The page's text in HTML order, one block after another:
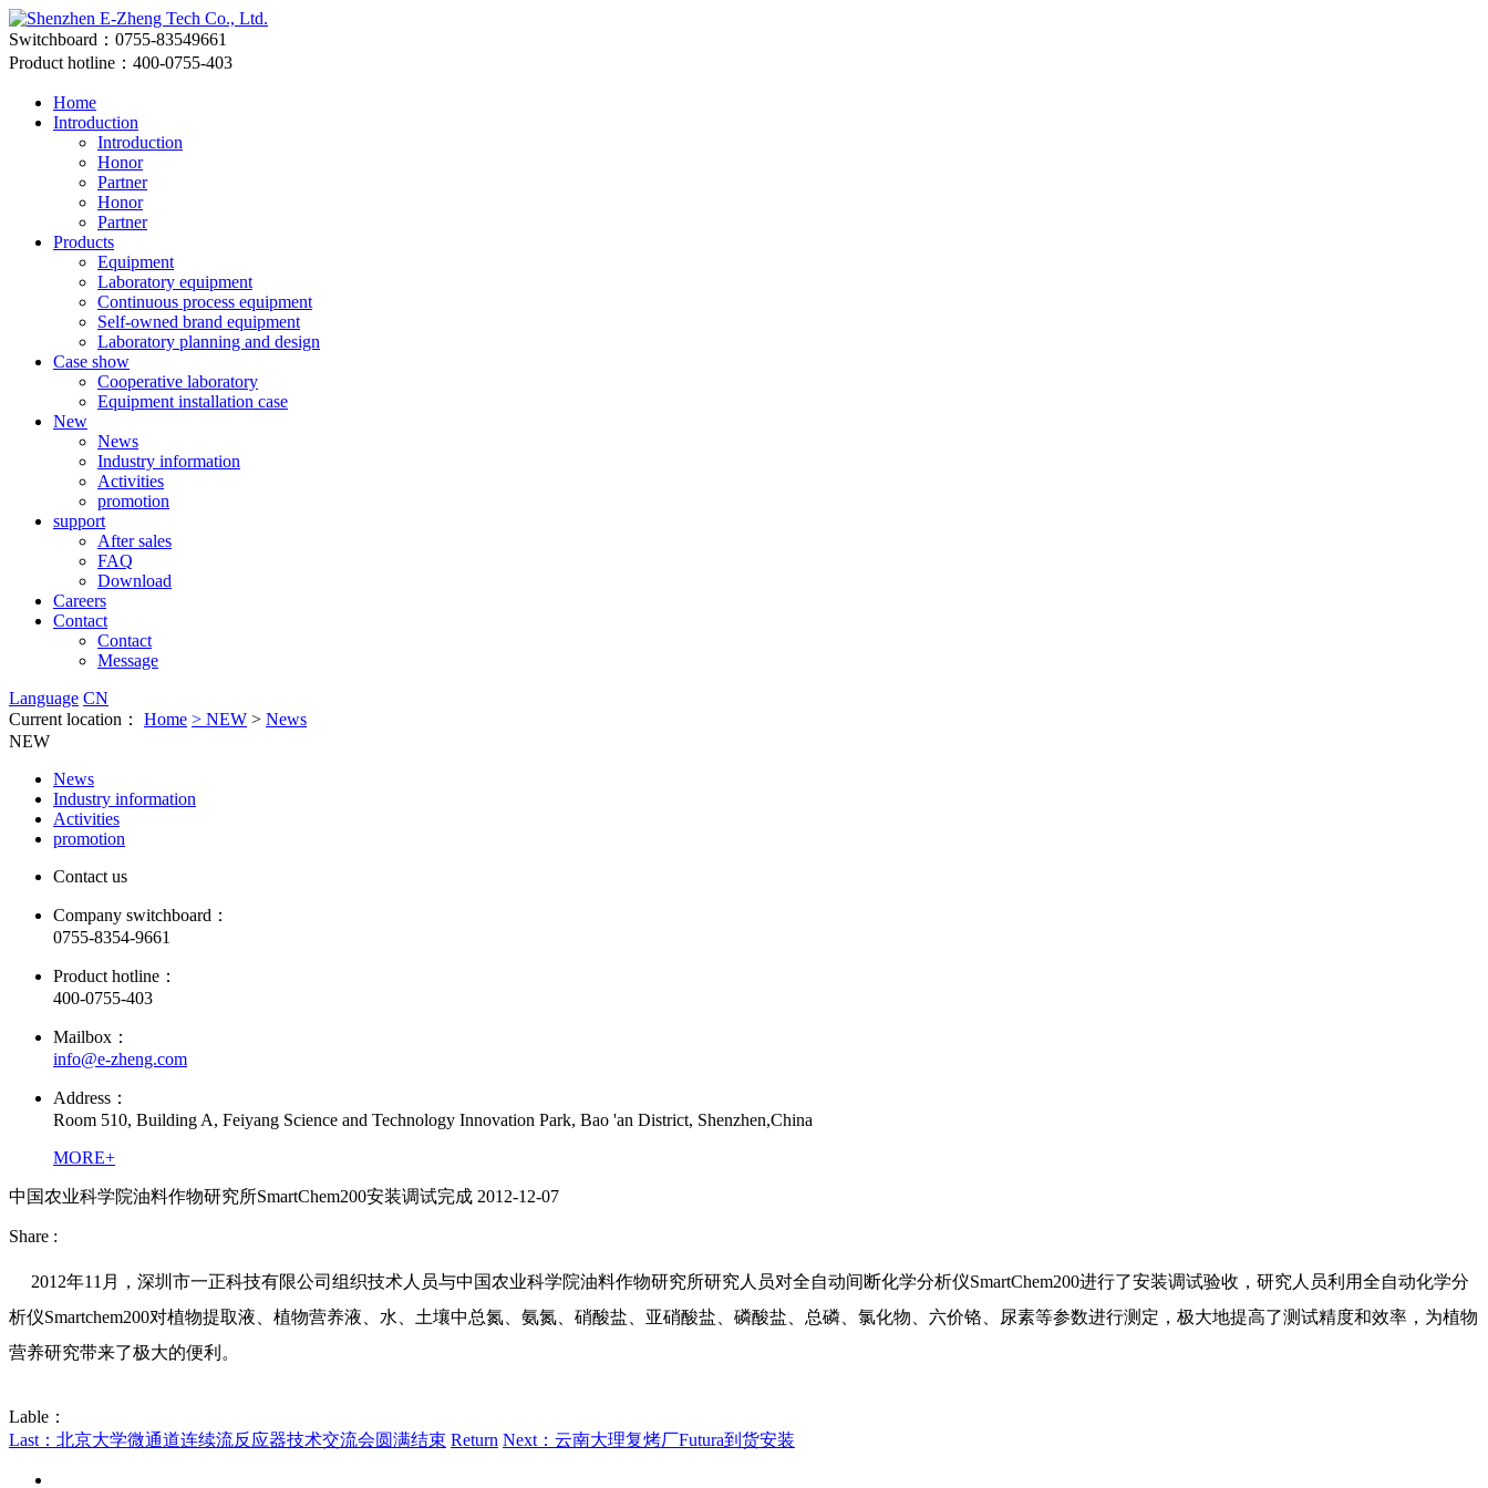
Switchboard：0755-83549661
Product hotline：400-0755-403
Home
Introduction
Introduction
Honor
Partner
Honor
Partner
Products
Equipment
Laboratory equipment
Continuous process equipment
Self-owned brand equipment
Laboratory planning and design
Case show
Cooperative laboratory
Equipment installation case
New
News
Industry information
Activities
promotion
support
After sales
FAQ
Download
Careers
Contact
Contact
Message
Language CN
Current location：
Home > NEW > News
NEW
News
Industry information
Activities
promotion
Contact us
Company switchboard：
0755-8354-9661
Product hotline：
400-0755-403
Mailbox：
info@e-zheng.com
Address：
Room 510, Building A, Feiyang Science and Technology Innovation Park, Bao 'an District, Shenzhen,China
MORE+
中国农业科学院油料作物研究所SmartChem200安装调试完成 2012-12-07
Share :
2012年11月，深圳市一正科技有限公司组织技术人员与中国农业科学院油料作物研究所研究人员对全自动间断化学分析仪SmartChem200进行了安装调试验收，研究人员利用全自动化学分
析仪Smartchem200对植物提取液、植物营养液、水、土壤中总氮、氨氮、硝酸盐、亚硝酸盐、磷酸盐、总磷、氯化物、六价铬、尿素等参数进行测定，极大地提高了测试精度和效率，为植物
营养研究带来了极大的便利。
Lable：
Last：北京大学微通道连续流反应器技术交流会圆满结束 Return Next：云南大理复烤厂Futura到货安装